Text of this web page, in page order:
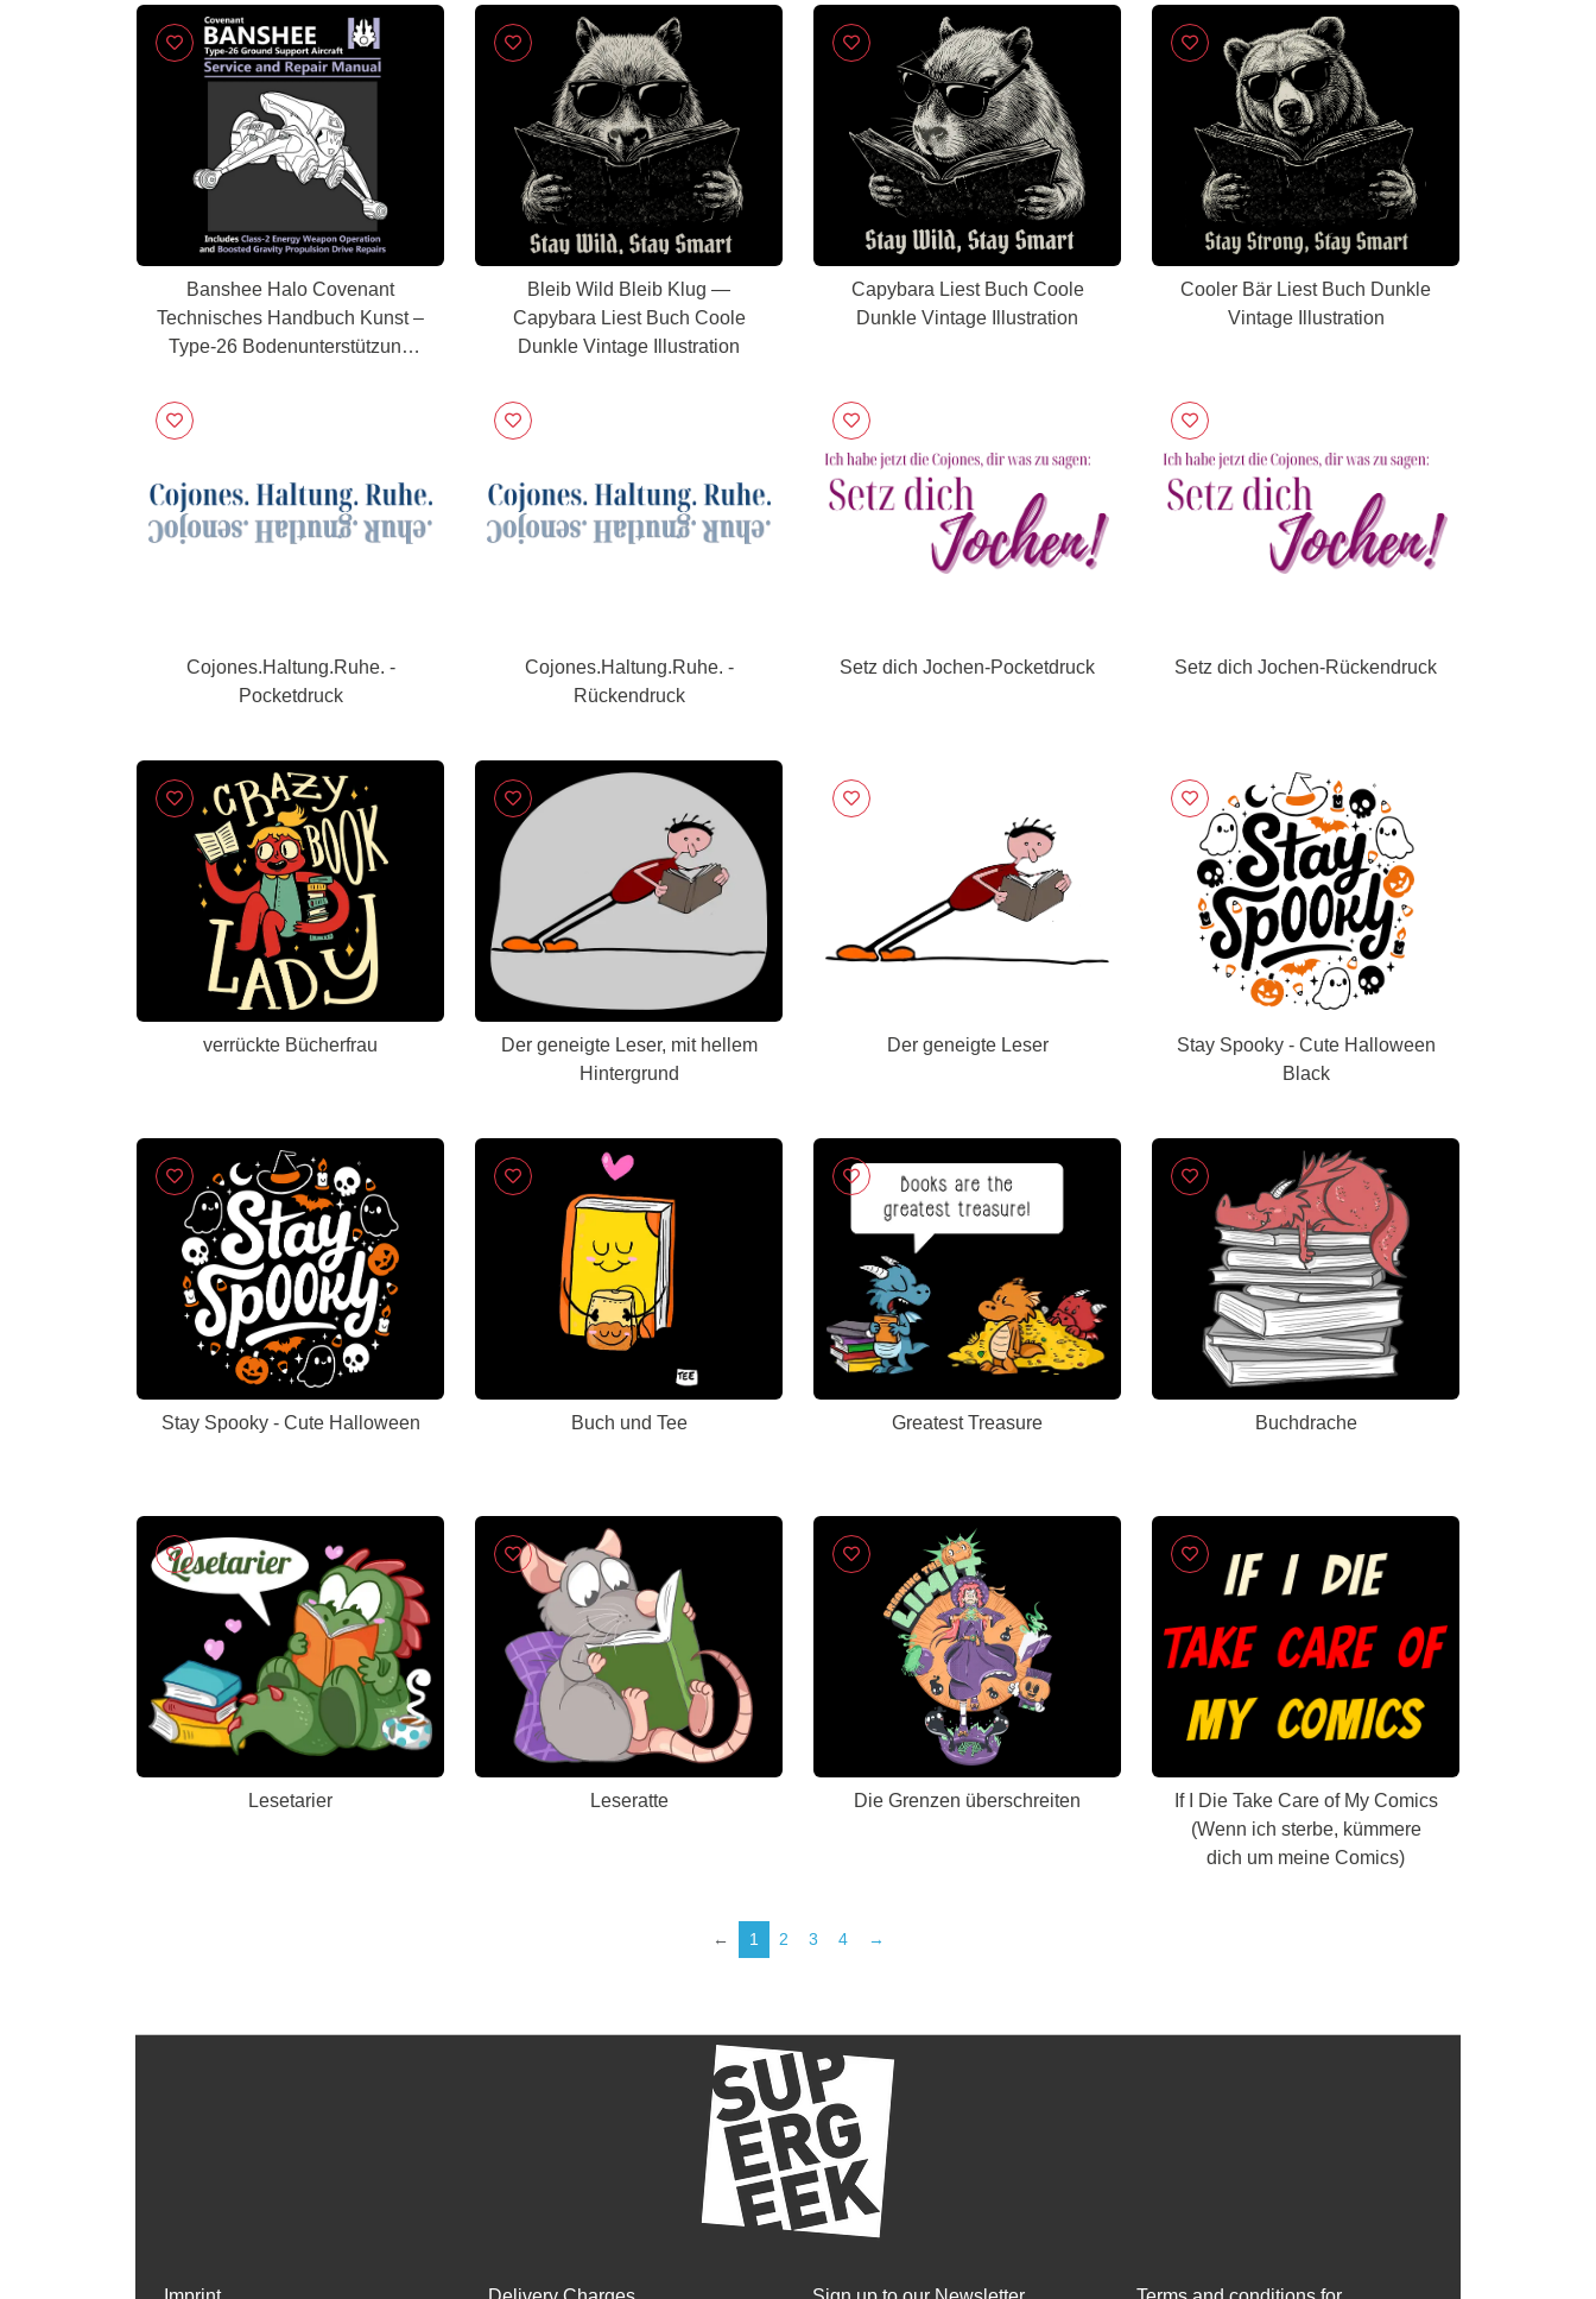
Banshee Halo Covenant
Technisches Handbuch Kunst –
Type-26 Bodenunterstützung
Bleib Wild Bleib Klug —
Capybara Liest Buch Coole
Dunkle Vintage Illustration
Capybara Liest Buch Coole
Dunkle Vintage Illustration
Cooler Bär Liest Buch Dunkle
Vintage Illustration
Cojones.Haltung.Ruhe. -
Pocketdruck
Cojones.Haltung.Ruhe. -
Rückendruck
Setz dich Jochen-Pocketdruck Setz dich Jochen-Rückendruck
verrückte Bücherfrau
Der geneigte Leser, mit hellem
Hintergrund
Der geneigte Leser
Stay Spooky - Cute Halloween
Black
Stay Spooky - Cute Halloween Buch und Tee Greatest Treasure Buchdrache
Lesetarier Leseratte Die Grenzen überschreiten
If I Die Take Care of My Comics
(Wenn ich sterbe, kümmere
dich um meine Comics)
← 1 2 3 4 →